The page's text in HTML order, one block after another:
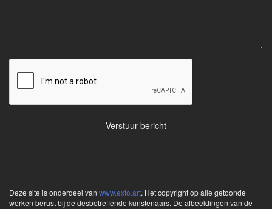
Deze site is onderdeel van www.exto.art. Het copyright op alle getoonde
werken berust bij de desbetreffende kunstenaars. De afbeeldingen van de